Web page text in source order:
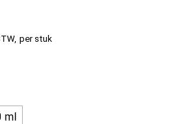
, per stuk
ml